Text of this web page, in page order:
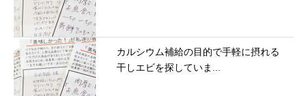
カルシウム補給の目的で手軽に摂れる
干しエビを探していま...